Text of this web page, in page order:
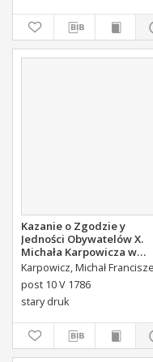
Kazanie o Zgodzie y
Jedności Obywatelów X.
Michała Karpowicza w
Uroczystosc Imienin [...]
Stanisława Augusta Krola
Miane [...].
post 10 V 1786
stary druk